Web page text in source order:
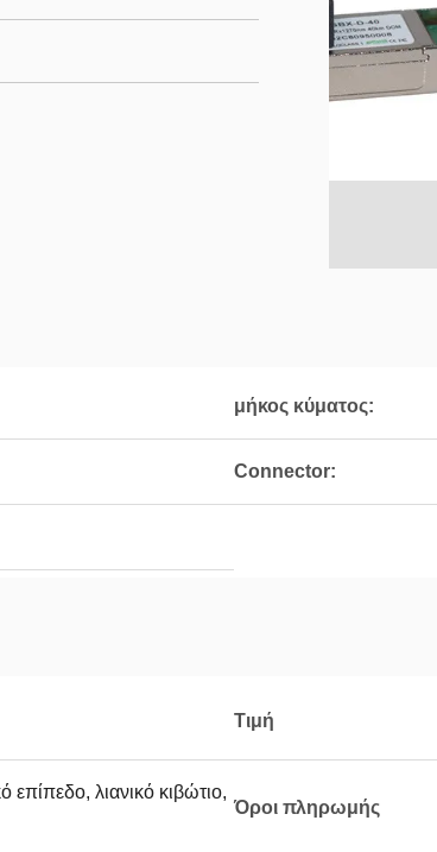
μήκος κύματος:
Connector:
Τιμή
επίπεδο, λιανικό κιβώτιο,
Όροι πληρωμής